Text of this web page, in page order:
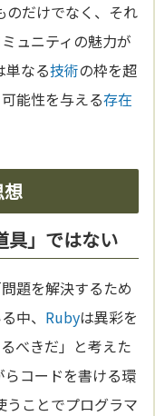
のだけでなく、それ
ュニティの魅力が
単なる技術の枠を超
可能性を与える存在
具」ではない
題を解決するため
中、 Rubyは異彩を
べきだ」と考えた
コードを書ける環
うことでプログラマ